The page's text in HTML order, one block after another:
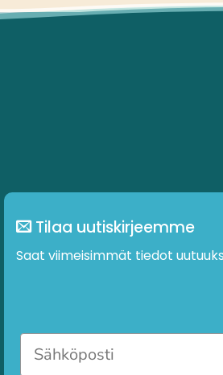
Tilaa uutiskirjeemme
Saat viimeisimmät tiedot